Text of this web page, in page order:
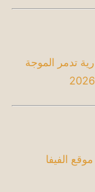
تدمر الموجة
الفيفا